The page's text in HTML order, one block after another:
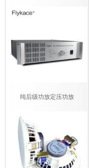
纯后级功放定压功放